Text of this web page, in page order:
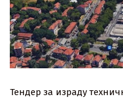
Тендер за израду